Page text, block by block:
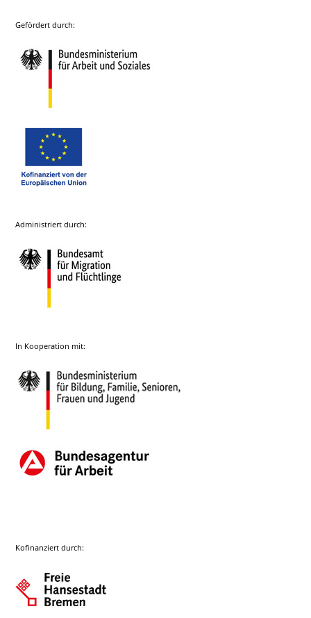
Gefördert durch:
Administriert durch:
In Kooperation mit:
Kofinanziert durch: